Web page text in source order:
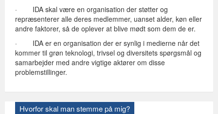
· IDA skal være en organisation der støtter og
repræsenterer alle deres medlemmer, uanset alder, køn eller
andre faktorer, så de oplever at blive mødt som dem de er.
· IDA er en organisation der er synlig i medierne når det
kommer til grøn teknologi, trivsel og diversitets spørgsmål og
samarbejder med andre vigtige aktører om disse
problemstillinger.
Hvorfor skal man stemme på mig?